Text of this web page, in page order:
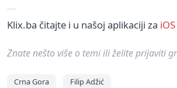
Klix.ba čitajte i u našoj aplikaciji za iOS
Znate nešto više o temi ili želite prijaviti
Crna Gora Filip Adžić